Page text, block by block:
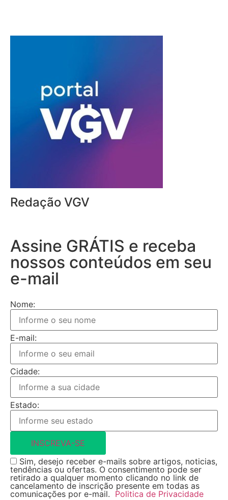
Redação VGV
Assine GRÁTIS e receba
nossos conteúdos em seu
e-mail
Nome:
E-mail:
Cidade:
Estado:
INSCREVA-SE
Sim, desejo receber e-mails sobre artigos, noticias,
tendências ou ofertas. O consentimento pode ser
retirado a qualquer momento clicando no link de
cancelamento de inscrição presente em todas as
comunicações por e-mail. Politica de Privacidade